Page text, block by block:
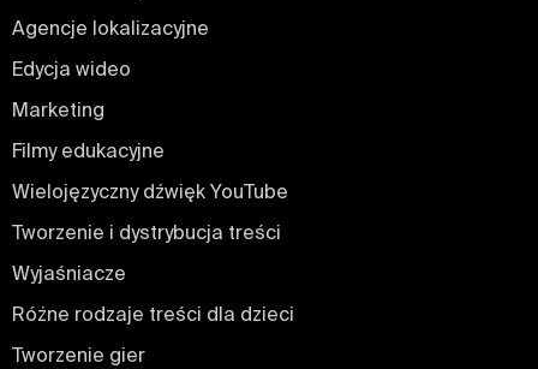
Agencje lokalizacyjne
Edycja wideo
Marketing
Filmy edukacyjne
Wielojęzyczny dźwięk YouTube
Tworzenie i dystrybucja treści
Wyjaśniacze
Różne rodzaje treści dla dzieci
Tworzenie gier